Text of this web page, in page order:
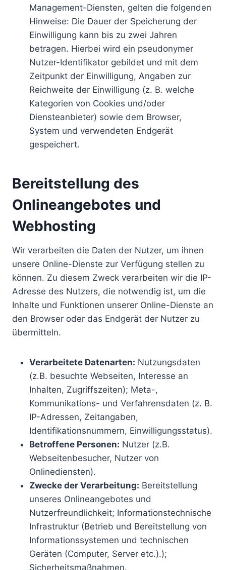
Management-Diensten, gelten die folgenden
Hinweise: Die Dauer der Speicherung der
Einwilligung kann bis zu zwei Jahren
betragen. Hierbei wird ein pseudonymer
Nutzer-Identifikator gebildet und mit dem
Zeitpunkt der Einwilligung, Angaben zur
Reichweite der Einwilligung (z. B. welche
Kategorien von Cookies und/oder
Diensteanbieter) sowie dem Browser,
System und verwendeten Endgerät
gespeichert.
Bereitstellung des
Onlineangebotes und
Webhosting
Wir verarbeiten die Daten der Nutzer, um ihnen
unsere Online-Dienste zur Verfügung stellen zu
können. Zu diesem Zweck verarbeiten wir die IP-
Adresse des Nutzers, die notwendig ist, um die
Inhalte und Funktionen unserer Online-Dienste an
den Browser oder das Endgerät der Nutzer zu
übermitteln.
Verarbeitete Datenarten: Nutzungsdaten
(z.B. besuchte Webseiten, Interesse an
Inhalten, Zugriffszeiten); Meta-,
Kommunikations- und Verfahrensdaten (z. B.
IP-Adressen, Zeitangaben,
Identifikationsnummern, Einwilligungsstatus).
Betroffene Personen: Nutzer (z.B.
Webseitenbesucher, Nutzer von
Onlinediensten).
Zwecke der Verarbeitung: Bereitstellung
unseres Onlineangebotes und
Nutzerfreundlichkeit; Informationstechnische
Infrastruktur (Betrieb und Bereitstellung von
Informationssystemen und technischen
Geräten (Computer, Server etc.).);
Sicherheitsmaßnahmen.